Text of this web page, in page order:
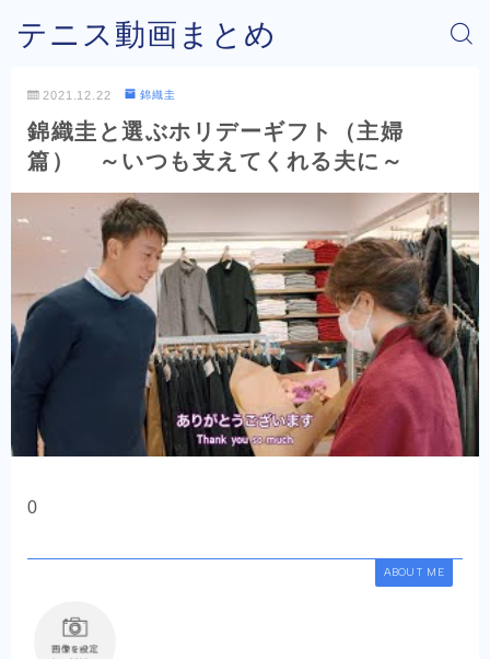
テニス動画まとめ
2021.12.22 錦織圭
錦織圭と選ぶホリデーギフト（主婦
篇） ～いつも支えてくれる夫に～
0
ABOUT ME